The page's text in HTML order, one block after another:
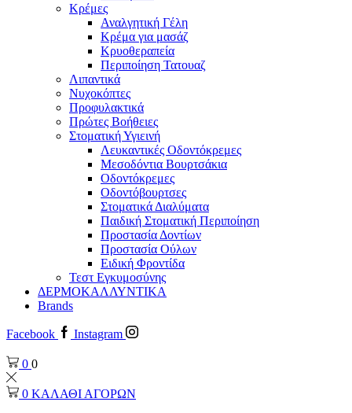
Κρέμες
Αναλγητική Γέλη
Κρέμα για μασάζ
Κρυοθεραπεία
Περιποίηση Τατουαζ
Λιπαντικά
Νυχοκόπτες
Προφυλακτικά
Πρώτες Βοήθειες
Στοματική Υγιεινή
Λευκαντικές Οδοντόκρεμες
Μεσοδόντια Βουρτσάκια
Οδοντόκρεμες
Οδοντόβουρτσες
Στοματικά Διαλύματα
Παιδική Στοματική Περιποίηση
Προστασία Δοντίων
Προστασία Ούλων
Ειδική Φροντίδα
Τεστ Εγκυμοσύνης
ΔΕΡΜΟΚΑΛΛΥΝΤΙΚΑ
Brands
Facebook Instagram
0 0
0 ΚΑΛΑΘΙ ΑΓΟΡΩΝ